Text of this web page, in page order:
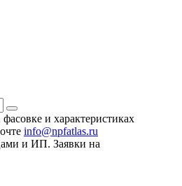
и характеристиках
info@npfatlas.ru
и ИП. Заявки на